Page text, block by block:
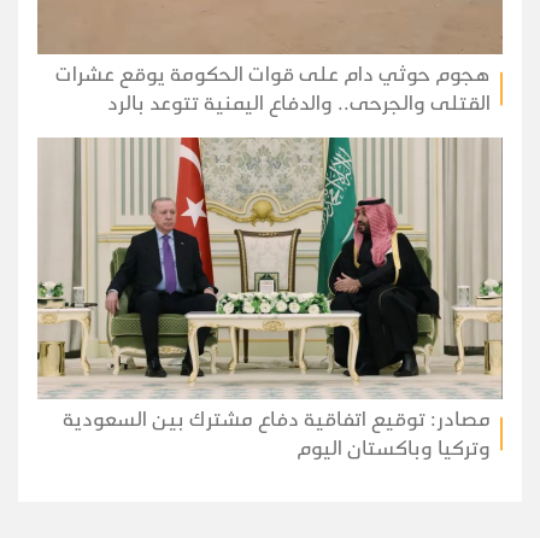
هجوم حوثي دام على قوات الحكومة يوقع عشرات
القتلى والجرحى.. والدفاع اليمنية تتوعد بالرد
مصادر: توقيع اتفاقية دفاع مشترك بين السعودية
وتركيا وباكستان اليوم